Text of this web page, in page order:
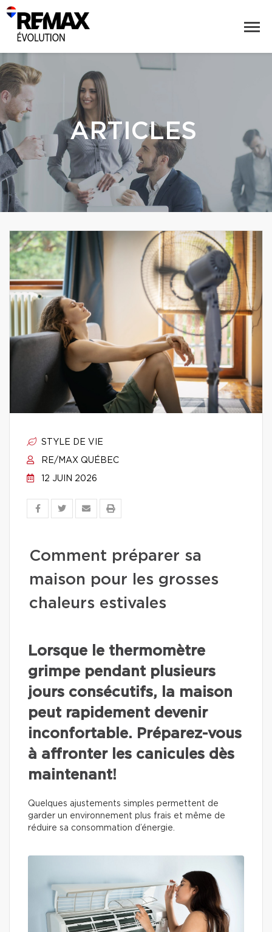
ARTICLES
STYLE DE VIE
RE/MAX QUÉBEC
12 JUIN 2026
Comment préparer sa
maison pour les grosses
chaleurs estivales
Lorsque le thermomètre
grimpe pendant plusieurs
jours consécutifs, la maison
peut rapidement devenir
inconfortable. Préparez-vous
à affronter les canicules dès
maintenant!
Quelques ajustements simples permettent de
garder un environnement plus frais et même de
réduire sa consommation d’énergie.